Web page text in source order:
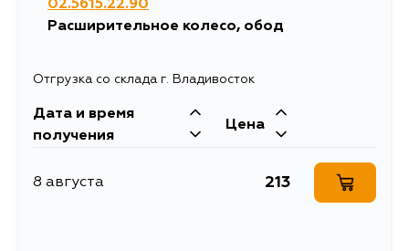
02.5615.22.90
Расширительное колесо, обод
Отгрузка со склада г. Владивосток
Дата и время
получения
Цена
8 августа 213